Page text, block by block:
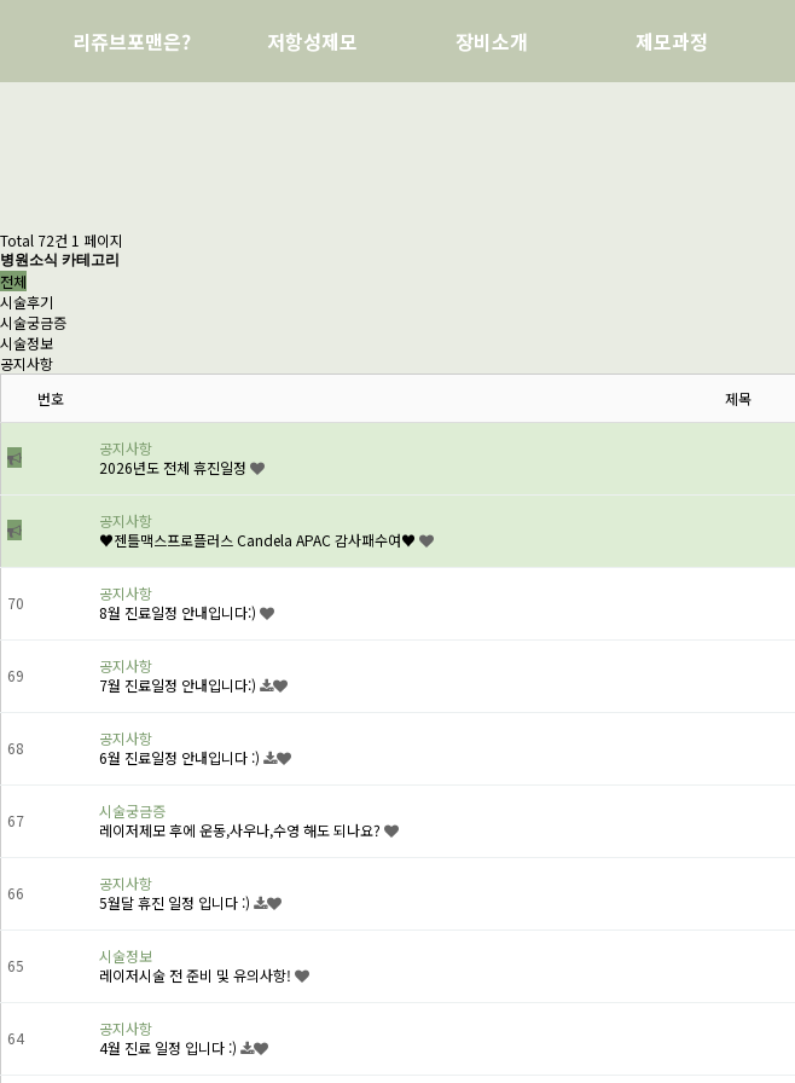
리쥬브포맨은? 저항성제모 장비소개 제모과정
Total 72건 1 페이지
병원소식 카테고리
전체
시술후기
시술궁금증
시술정보
공지사항
번호
제목
공지사항
2026년도 전체 휴진일정
공지사항
♥젠틀맥스프로플러스 Candela APAC 감사패수여♥
70
공지사항
8월 진료일정 안내입니다:)
69
공지사항
7월 진료일정 안내입니다:)
68
공지사항
6월 진료일정 안내입니다 :)
67
시술궁금증
레이저제모 후에 운동,사우나,수영 해도 되나요?
66
공지사항
5월달 휴진 일정 입니다 :)
65
시술정보
레이저시술 전 준비 및 유의사항!
64
공지사항
4월 진료 일정 입니다 :)